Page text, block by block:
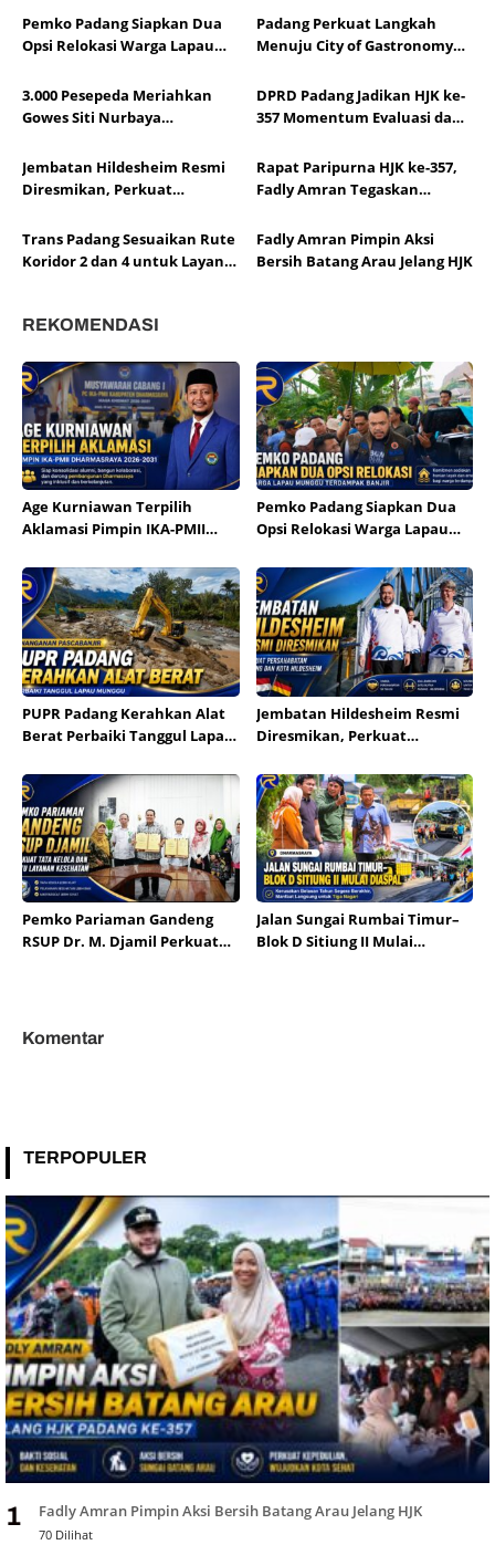
Pemko Padang Siapkan Dua
Opsi Relokasi Warga Lapau
Padang Perkuat Langkah
Menuju City of Gastronomy
3.000 Pesepeda Meriahkan
Gowes Siti Nurbaya
DPRD Padang Jadikan HJK ke-
357 Momentum Evaluasi dan
Jembatan Hildesheim Resmi
Diresmikan, Perkuat
Kota Hildesheim
Rapat Paripurna HJK ke-357,
Fadly Amran Tegaskan
Arah Baru Kota Padang
Trans Padang Sesuaikan Rute
Koridor 2 dan 4 untuk Layani
Fadly Amran Pimpin Aksi
Bersih Batang Arau Jelang HJK
REKOMENDASI
Age Kurniawan Terpilih
Aklamasi Pimpin IKA-PMII
Pemko Padang Siapkan Dua
Opsi Relokasi Warga Lapau
PUPR Padang Kerahkan Alat
Berat Perbaiki Tanggul Lapau
Jembatan Hildesheim Resmi
Diresmikan, Perkuat
Kota Hildesheim
Pemko Pariaman Gandeng
RSUP Dr. M. Djamil Perkuat
Jalan Sungai Rumbai Timur–
Blok D Sitiung II Mulai
Komentar
TERPOPULER
1 Fadly Amran Pimpin Aksi Bersih Batang Arau Jelang HJK
70 Dilihat